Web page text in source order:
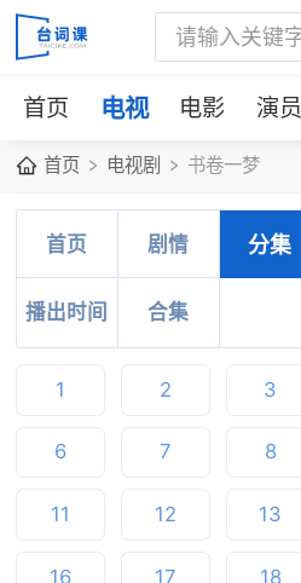
首页 电视 电影 演员
首页 电视剧 书卷一梦
首页 剧情 分集
播出时间 合集
1 2 3
6 7 8
11 12 13
16 17 18